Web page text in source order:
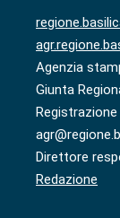
Agenzia
Giunta
Direttore
Redazione